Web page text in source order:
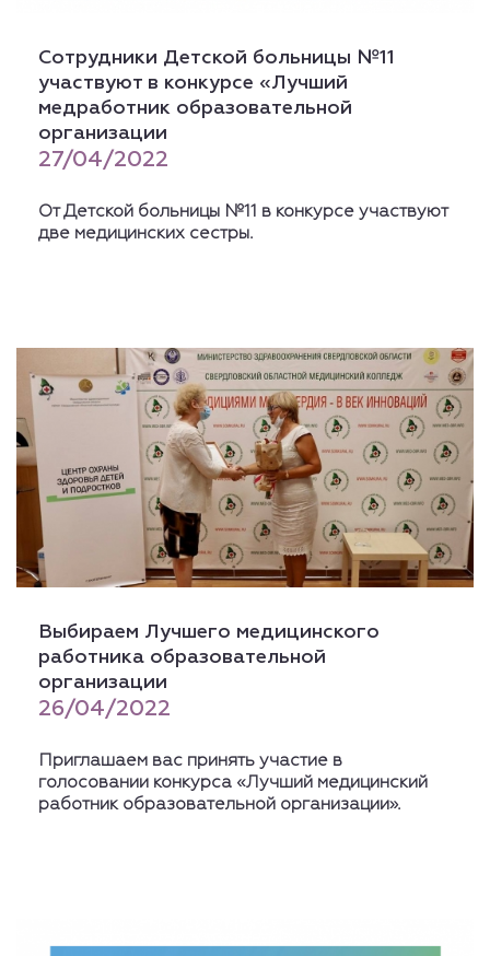
Сотрудники Детской больницы №11
участвуют в конкурсе «Лучший
медработник образовательной
организации
27/04/2022
От Детской больницы №11 в конкурсе участвуют
две медицинских сестры.
Выбираем Лучшего медицинского
работника образовательной
организации
26/04/2022
Приглашаем вас принять участие в
голосовании конкурса «Лучший медицинский
работник образовательной организации».